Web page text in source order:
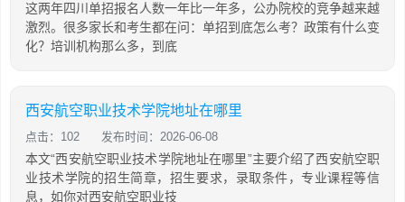
这两年四川单招报名人数一年比一年多，公办院校的竞争越来越
激烈。很多家长和考生都在问：单招到底怎么考？政策有什么变
化？培训机构那么多，到底
西安航空职业技术学院地址在哪里
点击：102 发布时间：2026-06-08
本文“西安航空职业技术学院地址在哪里”主要介绍了西安航空职
业技术学院的招生简章，招生要求，录取条件，专业课程等信
息，如你对西安航空职业技